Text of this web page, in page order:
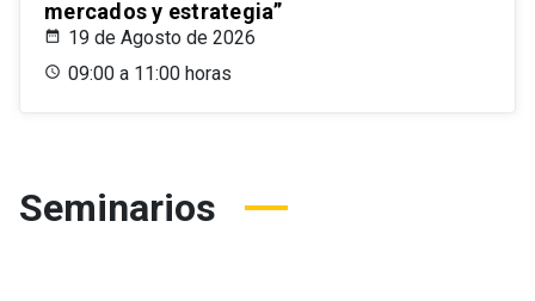
mercados y estrategia”
19 de Agosto de 2026
09:00 a 11:00 horas
Seminarios